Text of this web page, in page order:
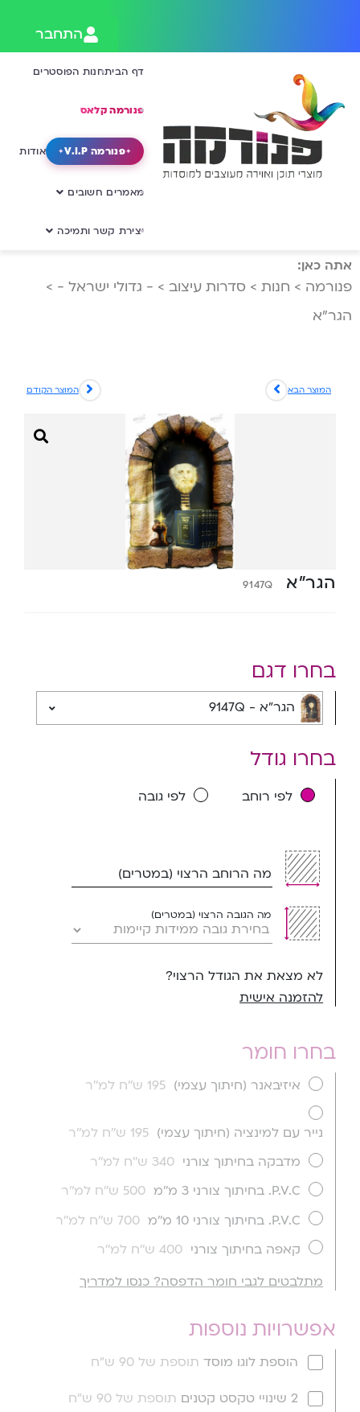
התחבר
דף הביתחנות הפוסטרים
פנורמה קלאס
פנורמה V.I.P אודות
מאמרים חשובים
יצירת קשר ותמיכה
אתה כאן:
פנורמה > חנות > סדרות עיצוב > - גדולי ישראל - >
הגר”א
המוצר הקודם המוצר הבא
הגר”א 9147Q
בחרו דגם
הגר"א - 9147Q
בחרו גודל
לפי רוחב לפי גובה
מה הרוחב הרצוי (במטרים)
מה הגובה הרצוי (במטרים)
לא מצאת את הגודל הרצוי?
להזמנה אישית
בחרו חומר
איזיבאנר (חיתוך עצמי) 195 ש''ח למ''ר
נייר עם למינציה (חיתוך עצמי) 195 ש''ח למ''ר
מדבקה בחיתוך צורני 340 ש''ח למ''ר
P.V.C. בחיתוך צורני 3 מ''מ
500 ש''ח למ''ר
P.V.C. בחיתוך צורני 10 מ''מ
700 ש''ח למ''ר
קאפה בחיתוך צורני 400 ש''ח למ''ר
מתלבטים לגבי חומר הדפסה? כנסו למדריך
אפשרויות נוספות
הוספת לוגו מוסד תוספת של 90 ש"ח
2 שינויי טקסט קטנים תוספת של 90 ש"ח